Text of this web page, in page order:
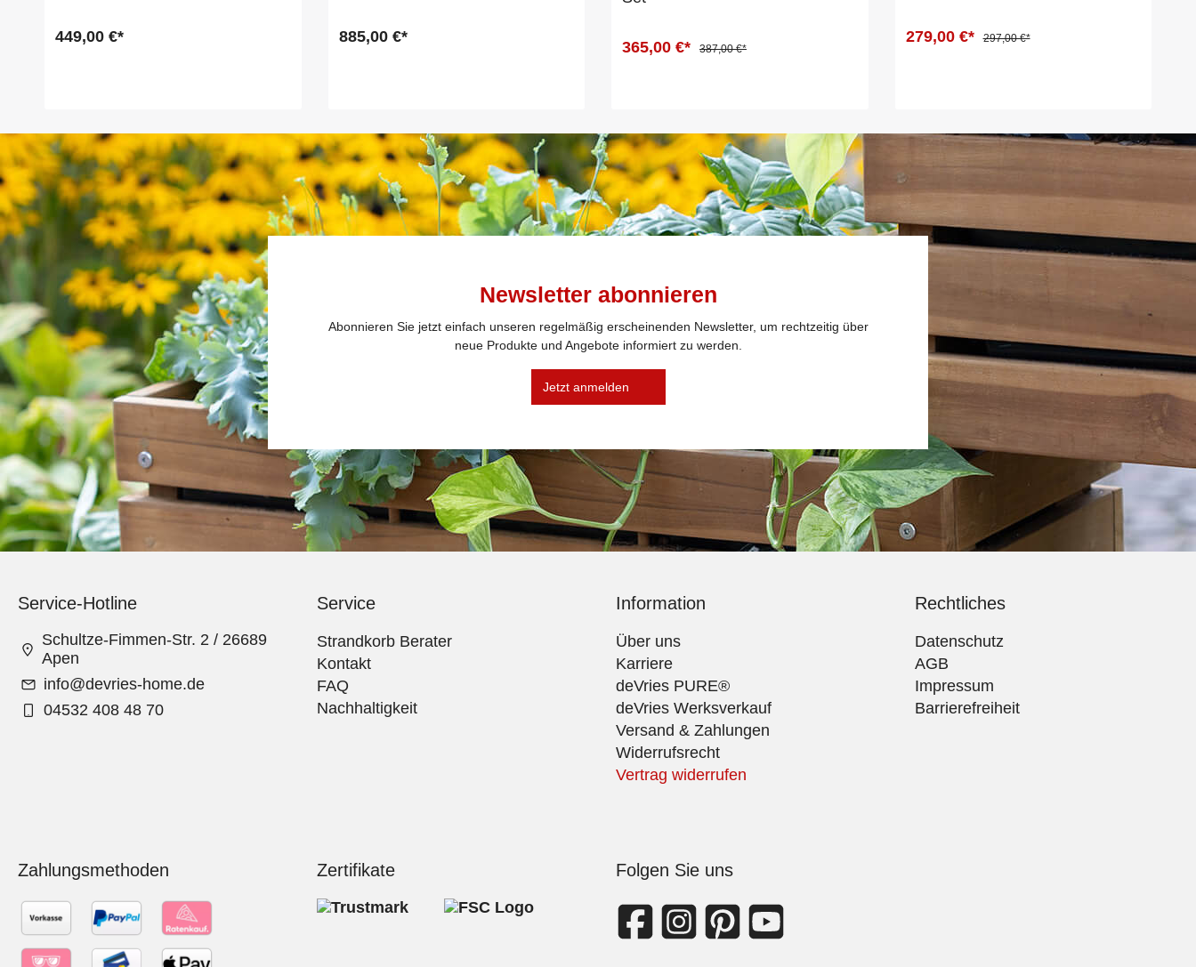
449,00 €* 885,00 €*
365,00 €* 387,00 €*
279,00 €* 297,00 €*
Newsletter abonnieren
Abonnieren Sie jetzt einfach unseren regelmäßig erscheinenden Newsletter, um rechtzeitig über
neue Produkte und Angebote informiert zu werden.
Jetzt anmelden
Service-Hotline
Schultze-Fimmen-Str. 2 / 26689
Apen
info@devries-home.de
04532 408 48 70
Service
Strandkorb Berater
Kontakt
FAQ
Nachhaltigkeit
Information
Über uns
Karriere
deVries PURE®
deVries Werksverkauf
Versand & Zahlungen
Widerrufsrecht
Vertrag widerrufen
Rechtliches
Datenschutz
AGB
Impressum
Barrierefreiheit
Zahlungsmethoden Zertifikate Folgen Sie uns